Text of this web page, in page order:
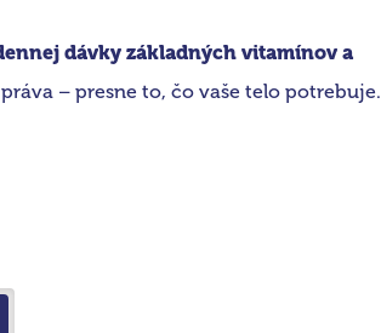
dávky základných vitamínov a
– presne to, čo vaše telo potrebuje.